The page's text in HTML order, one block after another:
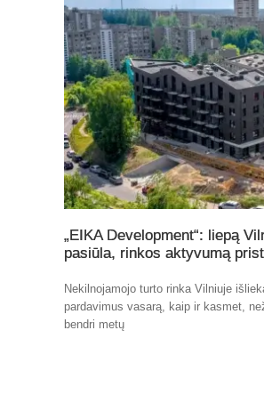
„EIKA Development“: liepą
pasiūla, rinkos aktyvumą
Nekilnojamojo turto rinka Vilniuje
pardavimus vasarą, kaip ir kasmet,
bendri metų